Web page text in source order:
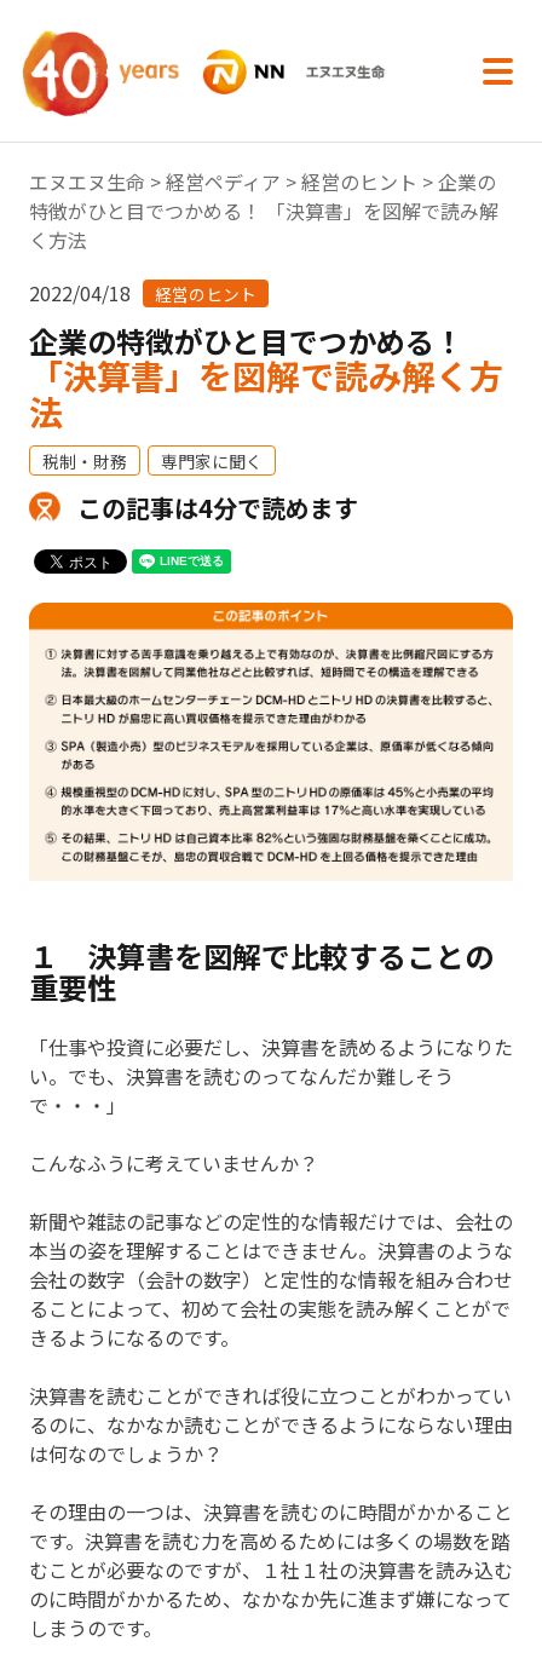
エヌエヌ生命 >経営ペディア >経営のヒント > 企業の
特徴がひと目でつかめる！ 「決算書」を図解で読み解
く方法
2022/04/18
経営のヒント
企業の特徴がひと目でつかめる！
「決算書」を図解で読み解く方
法
税制・財務 専門家に聞く
この記事は4分で読めます
１ 決算書を図解で比較することの
重要性
「仕事や投資に必要だし、決算書を読めるようになりた
い。でも、決算書を読むのってなんだか難しそう
で・・・」
こんなふうに考えていませんか？
新聞や雑誌の記事などの定性的な情報だけでは、会社の
本当の姿を理解することはできません。決算書のような
会社の数字（会計の数字）と定性的な情報を組み合わせ
ることによって、初めて会社の実態を読み解くことがで
きるようになるのです。
決算書を読むことができれば役に立つことがわかってい
るのに、なかなか読むことができるようにならない理由
は何なのでしょうか？
その理由の一つは、決算書を読むのに時間がかかること
です。決算書を読む力を高めるためには多くの場数を踏
むことが必要なのですが、１社１社の決算書を読み込む
のに時間がかかるため、なかなか先に進まず嫌になって
しまうのです。